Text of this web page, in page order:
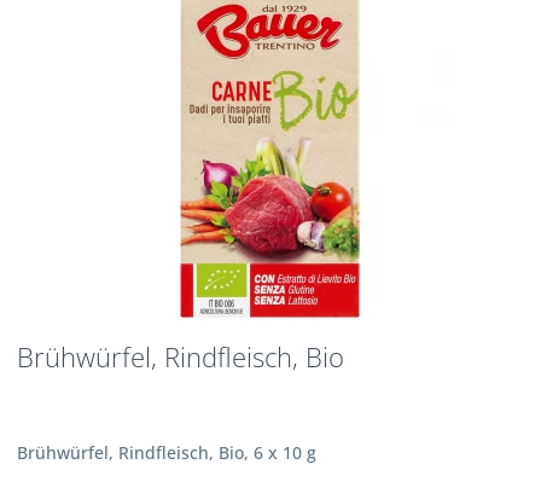
Brühwürfel, Rindfleisch, Bio
Brühwürfel, Rindfleisch, Bio, 6 x 10 g